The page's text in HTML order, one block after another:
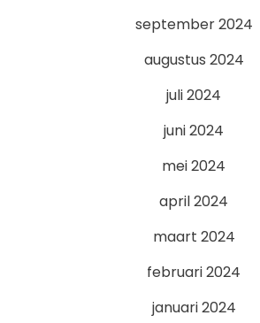
september 2024
augustus 2024
juli 2024
juni 2024
mei 2024
april 2024
maart 2024
februari 2024
januari 2024